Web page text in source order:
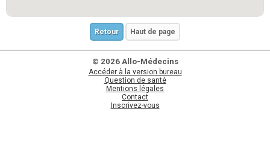
Retour Haut de page
© 2026 Allo-Médecins
Accéder à la version bureau
Question de santé
Mentions légales
Contact
Inscrivez-vous